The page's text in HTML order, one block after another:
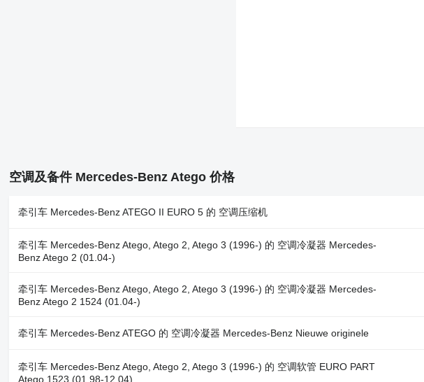
空调及备件 Mercedes-Benz Atego 价格
牵引车 Mercedes-Benz ATEGO II EURO 5 的 空调压缩机
牵引车 Mercedes-Benz Atego, Atego 2, Atego 3 (1996-) 的 空调冷凝器 Mercedes-
Benz Atego 2 (01.04-)
牵引车 Mercedes-Benz Atego, Atego 2, Atego 3 (1996-) 的 空调冷凝器 Mercedes-
Benz Atego 2 1524 (01.04-)
牵引车 Mercedes-Benz ATEGO 的 空调冷凝器 Mercedes-Benz Nieuwe originele
牵引车 Mercedes-Benz Atego, Atego 2, Atego 3 (1996-) 的 空调软管 EURO PART
Atego 1523 (01.98-12.04)